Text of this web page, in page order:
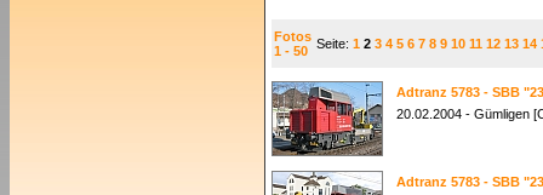
Fotos
1 - 50 Seite: 1 2 3 4 5 6 7 8 9 10 11 12 13 14
Adtranz 5783 - SBB
20.02.2004 - Gümligen
Adtranz 5783 - SBB